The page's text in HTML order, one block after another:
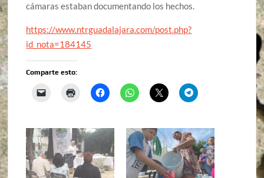
cámaras estaban documentando los hechos.
https://www.ntrguadalajara.com/post.php?
id_nota=184145
Comparte esto: